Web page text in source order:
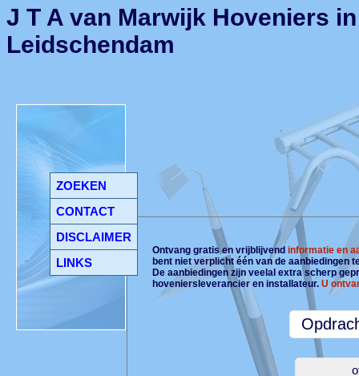
ZOEKEN
CONTACT
DISCLAIMER
LINKS
J T A van Marwijk Hoveniers in
Leidschendam
Ontvang gratis en vrijblijvendinformatie en
bent niet verplicht één van de aanbiedingen
De aanbiedingen zijn veelal extra scherp
hoveniersleverancier en installateur.U